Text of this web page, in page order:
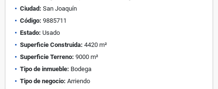
Ciudad: San Joaquín
Código: 9885711
Estado: Usado
Superficie Construida: 4420 m²
Superficie Terreno: 9000 m²
Tipo de inmueble: Bodega
Tipo de negocio: Arriendo